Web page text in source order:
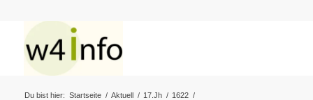
Du bist hier: Startseite / Aktuell / 17.Jh / 1622 /